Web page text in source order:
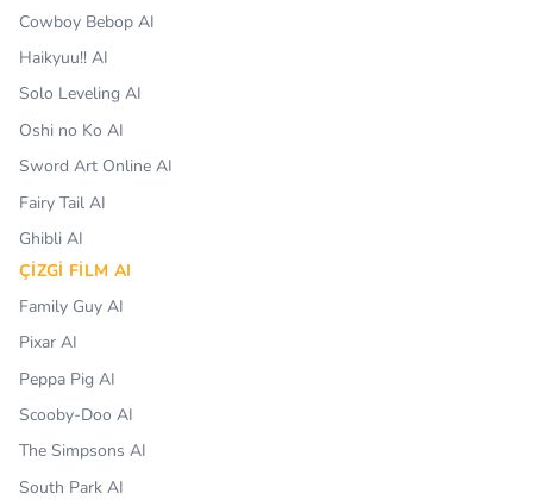
Cowboy Bebop AI
Haikyuu!! AI
Solo Leveling AI
Oshi no Ko AI
Sword Art Online AI
Fairy Tail AI
Ghibli AI
ÇIZGI FILM AI
Family Guy AI
Pixar AI
Peppa Pig AI
Scooby-Doo AI
The Simpsons AI
South Park AI